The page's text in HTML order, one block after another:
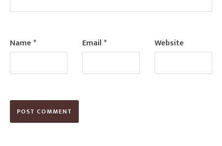
Name* Email* Website